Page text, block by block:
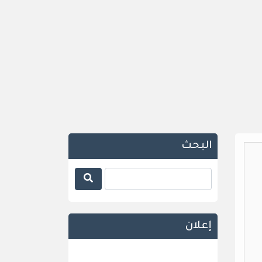
البحث
إعلان